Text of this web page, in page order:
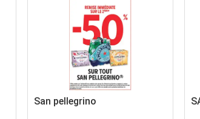
San pellegrino